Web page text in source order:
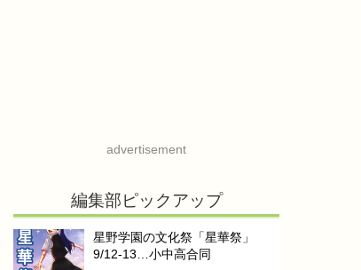
advertisement
編集部ピックアップ
星野学園の文化祭「星華祭」
9/12-13…小中高合同